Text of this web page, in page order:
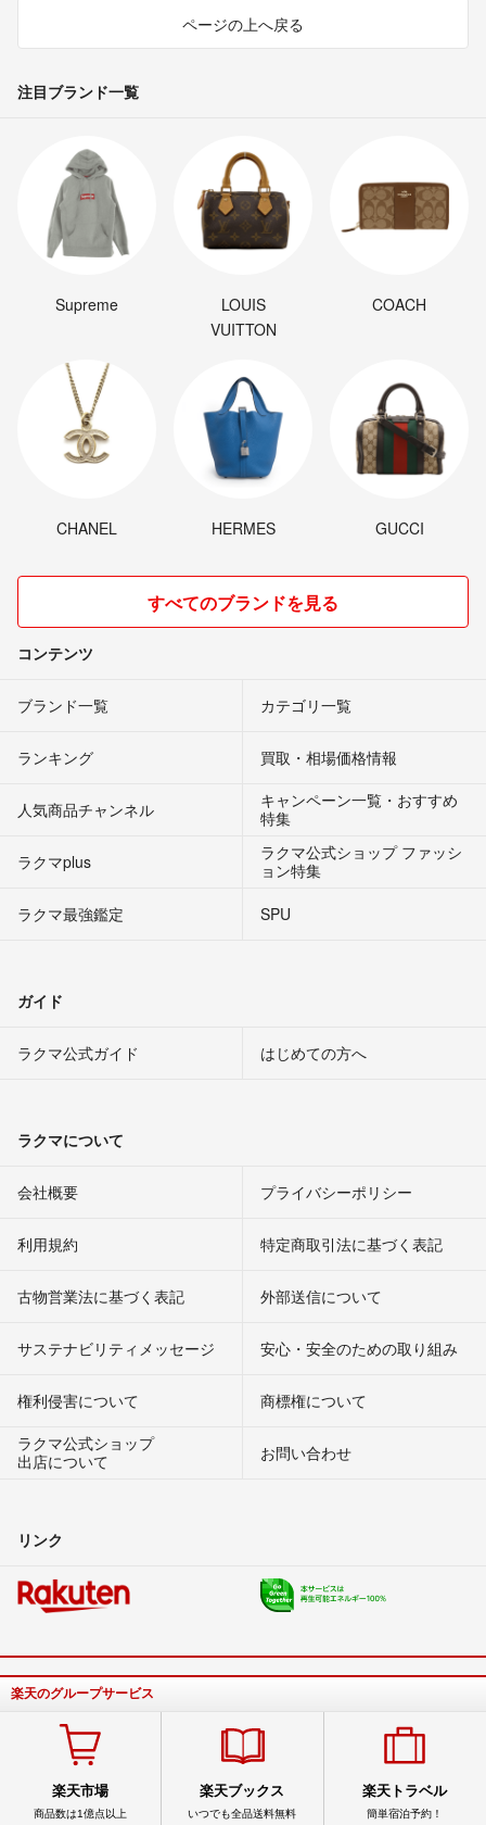
ページの上へ戻る
注目ブランド一覧
Supreme
LOUIS
VUITTON
COACH
CHANEL HERMES GUCCI
すべてのブランドを見る
コンテンツ
ブランド一覧 カテゴリ一覧
ランキング 買取・相場価格情報
人気商品チャンネル
キャンペーン一覧・おすすめ
特集
ラクマplus
ラクマ公式ショップ ファッシ
ョン特集
ラクマ最強鑑定
SPU
ガイド
ラクマ公式ガイド はじめての方へ
ラクマについて
会社概要 プライバシーポリシー
利用規約 特定商取引法に基づく表記
古物営業法に基づく表記 外部送信について
サステナビリティメッセージ 安心・安全のための取り組み
権利侵害について
商標権について
ラクマ公式ショップ
出店について
お問い合わせ
リンク
楽天のグループサービス
楽天市場
商品数は1億点以上
楽天ブックス
いつでも全品送料無料
楽天トラベル
簡単宿泊予約！